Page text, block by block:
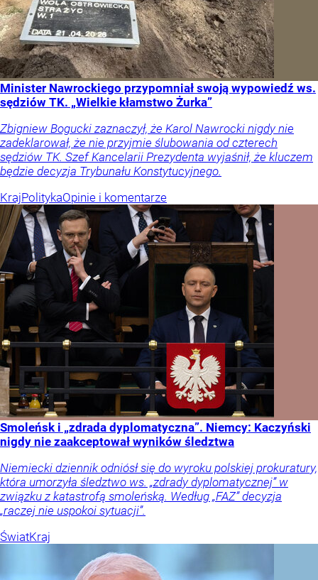
Minister Nawrockiego przypomniał swoją wypowiedź ws.
sędziów TK. „Wielkie kłamstwo Żurka”
Zbigniew Bogucki zaznaczył, że Karol Nawrocki nigdy nie
zadeklarował, że nie przyjmie ślubowania od czterech
sędziów TK. Szef Kancelarii Prezydenta wyjaśnił, że kluczem
będzie decyzja Trybunału Konstytucyjnego.
KrajPolitykaOpinie i komentarze
Smoleńsk i „zdrada dyplomatyczna”. Niemcy: Kaczyński
nigdy nie zaakceptował wyników śledztwa
Niemiecki dziennik odniósł się do wyroku polskiej prokuratury,
która umorzyła śledztwo ws. „zdrady dyplomatycznej” w
związku z katastrofą smoleńską. Według „FAZ” decyzja
„raczej nie uspokoi sytuacji”.
ŚwiatKraj